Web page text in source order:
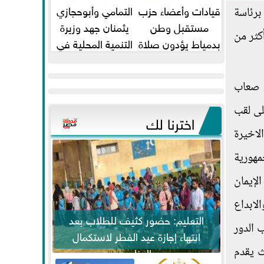
برئاسة
من
صعاب
لقب
الدور
يقدم
قيادات وأعضاء حزب
مستقبل وطن
بدمياط يؤدون صلاة
التمامي وأبوحجازي
يثمنان جهد وزيرة
التنمية المحلية في
اخترنا لك
التعليم: حضور كثيف للطلاب بعد
انتهاء إجازة عيد الفطر لاستكمال
المناهج